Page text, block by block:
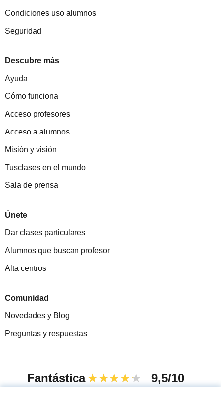
Condiciones uso alumnos
Seguridad
Descubre más
Ayuda
Cómo funciona
Acceso profesores
Acceso a alumnos
Misión y visión
Tusclases en el mundo
Sala de prensa
Únete
Dar clases particulares
Alumnos que buscan profesor
Alta centros
Comunidad
Novedades y Blog
Preguntas y respuestas
Fantástica ★★★★★ 9,5/10